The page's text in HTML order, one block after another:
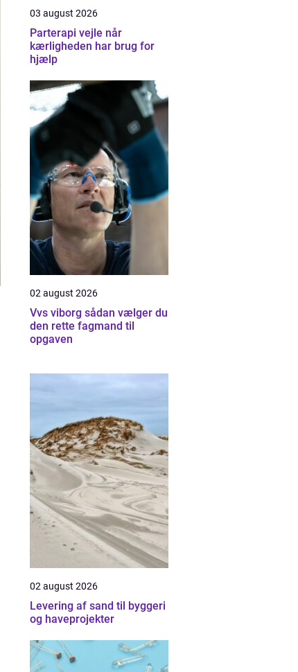
03 august 2026
Parterapi vejle når
kærligheden har brug for
hjælp
02 august 2026
Vvs viborg sådan vælger du
den rette fagmand til
opgaven
02 august 2026
Levering af sand til byggeri
og haveprojekter